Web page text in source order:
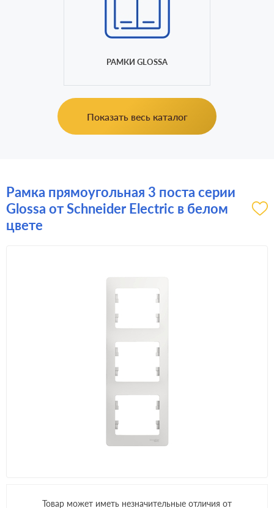
РАМКИ GLOSSA
Показать весь каталог
Рамка прямоугольная 3 поста серии
Glossa от Schneider Electric в белом
цвете
Товар может иметь незначительные отличия от